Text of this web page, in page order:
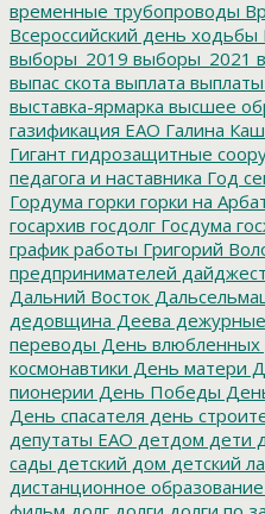
временные трубопроводы
Всероссийский день ходьбы
выборы_2019 выборы_2021
выпас скота выплата выплаты
выставка-ярмарка высшее
газификация ЕАО Галина
Гигант гидрозащитные
педагога и наставника Год
Гордума горки горки на
госархив госдолг Госдума
график работы Григорий
предпринимателей дайджест
Дальний Восток
дедовщина Деева
переводы День влюбленных
космонавтики День матери
пионерии День Победы
День спасателя день
депутаты ЕАО детдом дети
сады детский дом детский
дистанционное образование